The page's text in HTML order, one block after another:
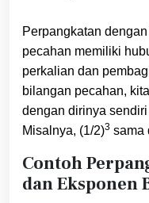
Perpangkatan
pecahan memiliki
perkalian dan
bilangan pecahan,
dengan dirinya
Misalnya, (1/2)3 sama
Contoh
dan Eksponen